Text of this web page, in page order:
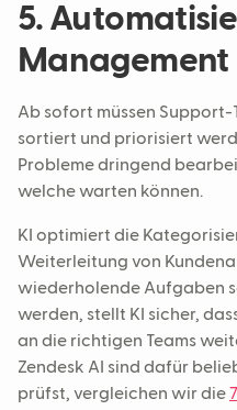
5.
Management
Ab sofort müssen Support-
sortiert und priorisiert
Probleme dringend
welche warten können.
KI optimiert die
Weiterleitung von
wiederholende Aufgaben
werden, stellt KI sicher,
an die richtigen Teams
Zendesk AI sind dafür
prüfst, vergleichen wir die